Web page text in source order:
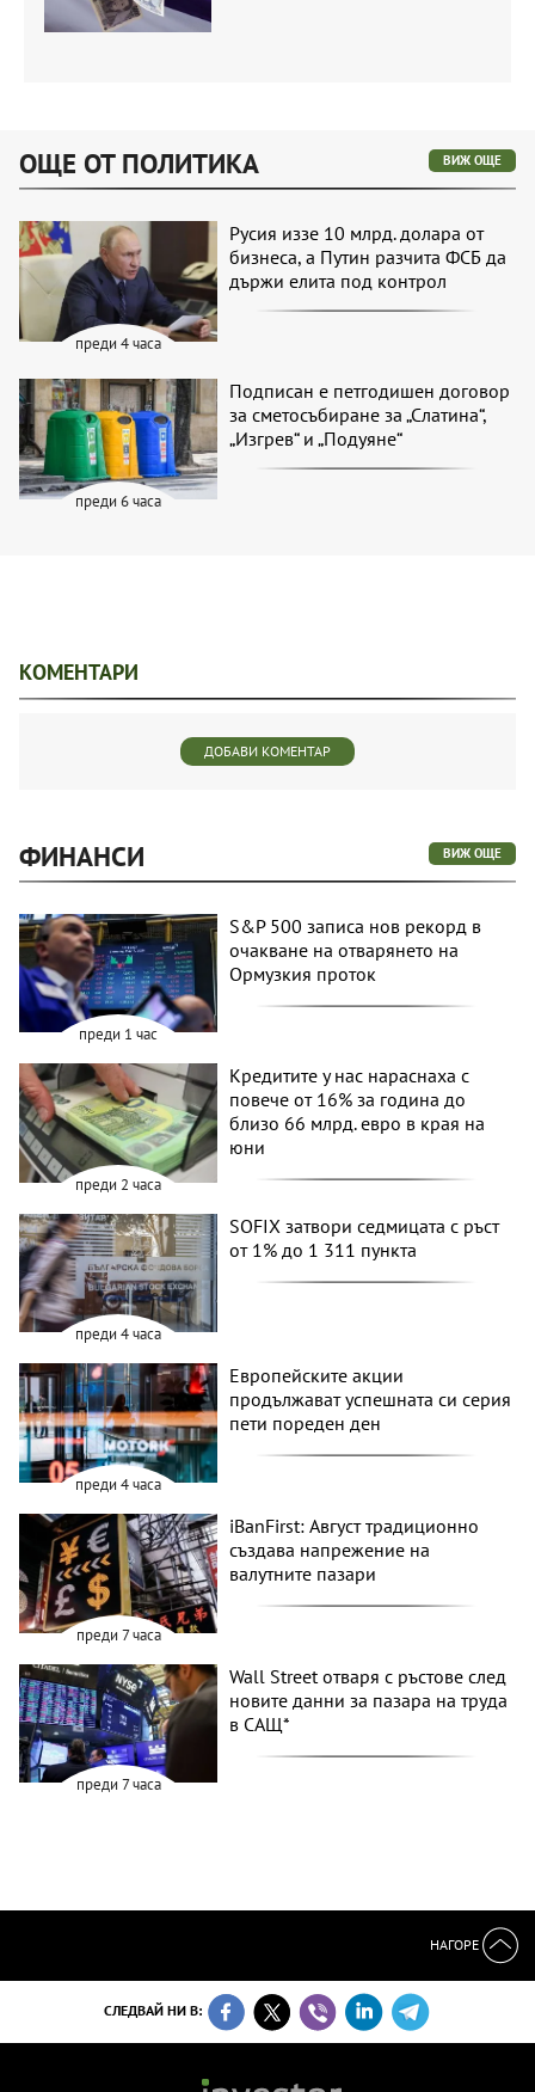
ОЩЕ ОТ ПОЛИТИКА ВИЖ ОЩЕ
преди 4 часа
Русия иззе 10 млрд. долара от
бизнеса, а Путин разчита ФСБ да
държи елита под контрол
преди 6 часа
Подписан е петгодишен договор
за сметосъбиране за „Слатина“,
„Изгрев“ и „Подуяне“
КОМЕНТАРИ
ДОБАВИ КОМЕНТАР
ФИНАНСИ ВИЖ ОЩЕ
преди 1 час
S&P 500 записа нов рекорд в
очакване на отварянето на
Ормузкия проток
преди 2 часа
Кредитите у нас нараснаха с
повече от 16% за година до
близо 66 млрд. евро в края на
юни
преди 4 часа
SOFIX затвори седмицата с ръст
от 1% до 1 311 пункта
преди 4 часа
Европейските акции
продължават успешната си серия
пети пореден ден
преди 7 часа
iBanFirst: Август традиционно
създава напрежение на
валутните пазари
преди 7 часа
Wall Street отваря с ръстове след
новите данни за пазара на труда
в САЩ*
НАГОРЕ
СЛЕДВАЙ НИ В: